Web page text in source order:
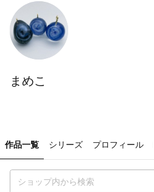
まめこ
作品一覧 シリーズ プロフィール